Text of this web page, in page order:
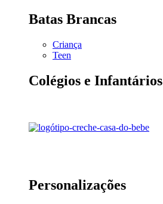
Batas Brancas
Criança
Teen
Colégios e Infantários
Personalizações